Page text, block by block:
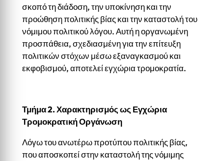
σκοπό τη διάδοση, την υποκίνηση και την
προώθηση πολιτικής βίας και την καταστολή του
νόμιμου πολιτικού λόγου. Αυτή η οργανωμένη
προσπάθεια, σχεδιασμένη για την επίτευξη
πολιτικών στόχων μέσω εξαναγκασμού και
εκφοβισμού, αποτελεί εγχώρια τρομοκρατία.
Τμήμα 2. Χαρακτηρισμός ως Εγχώρια
Τρομοκρατική Οργάνωση
Λόγω του ανωτέρω προτύπου πολιτικής βίας,
που αποσκοπεί στην καταστολή της νόμιμης